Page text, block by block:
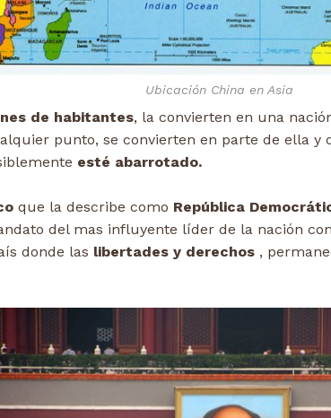
Ubicación China en Asia
de habitantes, la convierten en una
punto, se convierten en parte de ella y
esté abarrotado.
que la describe como República
del mas influyente líder de la nación
donde las libertades y derechos ,